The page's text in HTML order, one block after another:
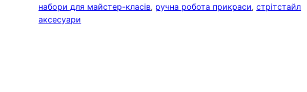
набори для майстер-класів, ручна робота прикраси, стрітстайл
аксесуари